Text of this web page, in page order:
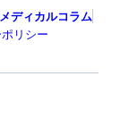
ディカルコラム
リシー